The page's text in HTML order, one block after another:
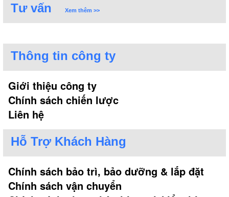
Tư vấn Xem thêm >>
Thông tin công ty
Giới thiệu công ty
Chính sách chiến lược
Liên hệ
Hỗ Trợ Khách Hàng
Chính sách bảo trì, bảo dưỡng & lắp đặt
Chính sách vận chuyển